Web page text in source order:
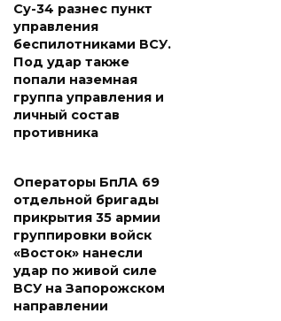
Су-34 разнес пункт
управления
беспилотниками ВСУ.
Под удар также
попали наземная
группа управления и
личный состав
противника
Операторы БпЛА 69
отдельной бригады
прикрытия 35 армии
группировки войск
«Восток» нанесли
удар по живой силе
ВСУ на Запорожском
направлении